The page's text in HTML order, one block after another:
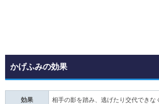
かげふみの効果
効果 相手の影を踏み、逃げたり交代できな